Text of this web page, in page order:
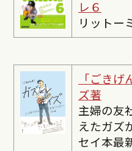
レ６
リットー
「ごき
ズ著
主婦の友
えたガズ
セイ本最